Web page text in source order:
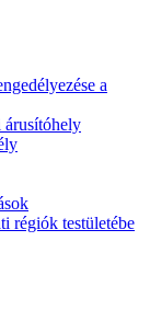
a
árusítóhely
régiók testületébe